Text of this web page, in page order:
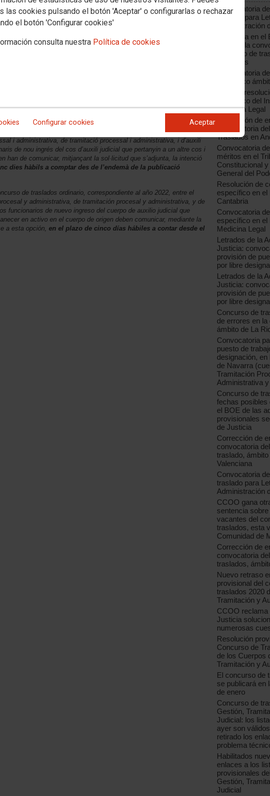
las cookies pulsando el botón 'Aceptar' o configurarlas o rechazar
el botón 'Configurar cookies'
consulta nuestra Política de cookies
Configurar cookies Aceptar
nota informativasobre l'excedència voluntària corresponent al procés
i administrativa de l'Administració de justícia, torn lliure:
una nota informativasobre la excedencia voluntaria correspondiente
tramitación procesal y administrativa de la Administración de
d’auxili judicial que ha superat les proves selectives
gener, i que vol romandre en un altre cos de l’Administració de
de auxilio judicial que ha superado las pruebas selectivas
enero, y que desea permanecer en otro cuerpo de la
concurs de trasllats ordinari, corresponent a l’any 2022, entre el
i administrativa, de tramitació processal i administrativa, i d’auxili
de nou ingrés del cos d’auxili judicial que pertanyin a un altre cos i
han de comunicar, mitjançant la sol·licitud que s’adjunta, la intenció
dies hàbils a comptar des de l’endemà de la publicació
de traslados ordinario, correspondiente al año 2022, entre el
y administrativa, de tramitación procesal y administrativa, y de
funcionarios de nuevo ingreso del cuerpo de auxilio judicial que
en activo en el cuerpo de origen deben comunicar, mediante la
a esta opción, en el plazo de cinco días hábiles a contar desde el
Convocatoria
traslado para
Administración
Publicada en
de 2018 la
concurso de
generales
Convocatoria
específico
Aragón:
específico del
Medicina Legal
Corrección de
convocatoria
Traslados en
Convocatoria
méritos en el
Constitucional
General del
Resolución de
específico en el
Cantabria
Convocatoria
específico en el
Medicina Legal
Letrados de la
Justicia:
provisión de
por libre
Letrados de la
Justicia:
provisión de
por libre
Concurso de
de errores en
ámbito de La
Convocatoria
puesto de
designación,
de Navarra
Tramitación
Administrativa
Concurso de
fechas posibles
el BOE de las
provisionales
de Justicia
Corrección de
convocatoria
traslado,
Valenciana
Convocatoria
traslado para
Administración
CCOO gana
sentencia
vacantes del
traslados, esta
Comunidad de
Corrección de
convocatoria
traslados,
Nuevo retraso
provisional del
traslados 2020
Tramitación y
CCOO reclama
Justicia
numerosas
Resolución
Concurso de
de los Cuerpos
Tramitación y
El concurso de
se publicará en
de enero
Concurso de
Gestión,
Judicial: los
ayer son
retirado los
problema
Habilitados
enlaces a los
provisionales
Gestión,
Judicial